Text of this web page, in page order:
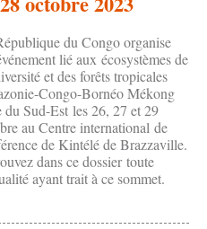
du Congo organise
lié aux écosystèmes de
et des forêts tropicales
Congo-Bornéo Mékong
du Sud-Est les 26, 27 et 29
au Centre international de
de Kintélé de Brazzaville.
dans ce dossier toute
ayant trait à ce sommet.